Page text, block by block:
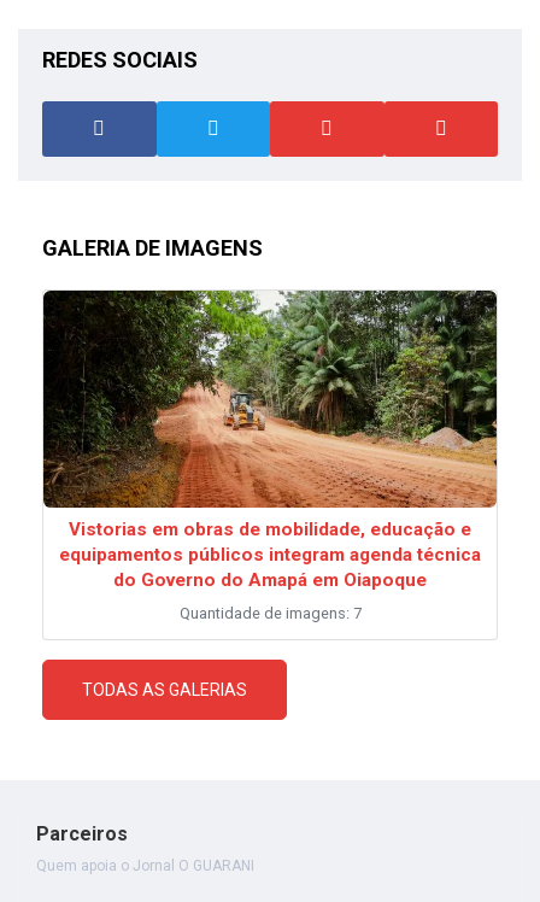
REDES SOCIAIS
GALERIA DE IMAGENS
Vistorias em obras de mobilidade, educação e
equipamentos públicos integram agenda técnica
do Governo do Amapá em Oiapoque
Quantidade de imagens: 7
TODAS AS GALERIAS
Parceiros
Quem apoia o Jornal O GUARANI